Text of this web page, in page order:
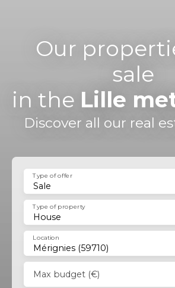
Our
sale
in the Lille
Discover all our real
Sale
Type of offer
House
Type of property
Mérignies (59710)
Location
Max budget (€)